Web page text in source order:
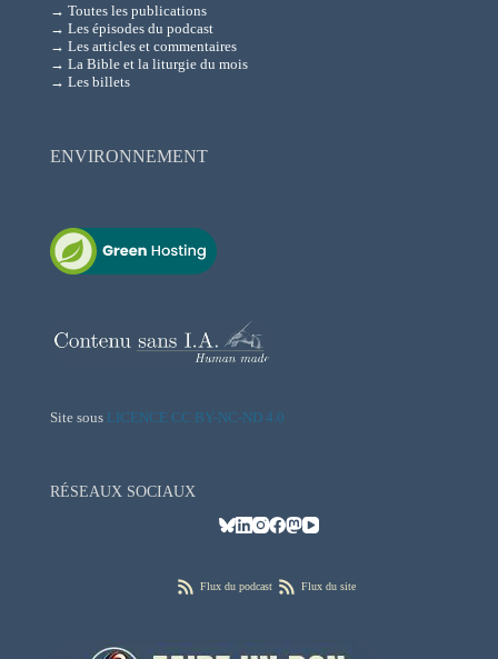
→ Toutes les publications
→ Les épisodes du podcast
→ Les articles et commentaires
→ La Bible et la liturgie du mois
→ Les billets
ENVIRONNEMENT
Site sous LICENCE CC BY-NC-ND 4.0
RÉSEAUX SOCIAUX
Flux du podcast Flux du site